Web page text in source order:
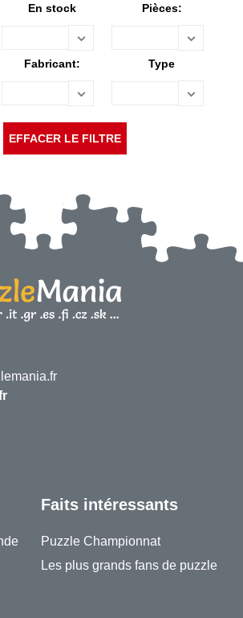
En stock Pièces:
Fabricant: Type
Faits intéressants
Puzzle Championnat
Les plus grands fans de puzzle